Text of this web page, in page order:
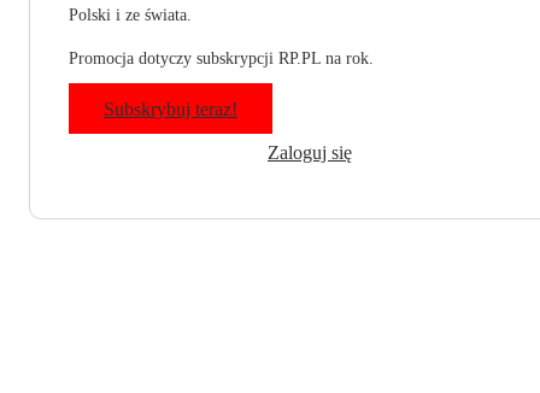
Polski i ze świata.
Promocja dotyczy subskrypcji RP.PL na rok.
Subskrybuj teraz!
Zaloguj się